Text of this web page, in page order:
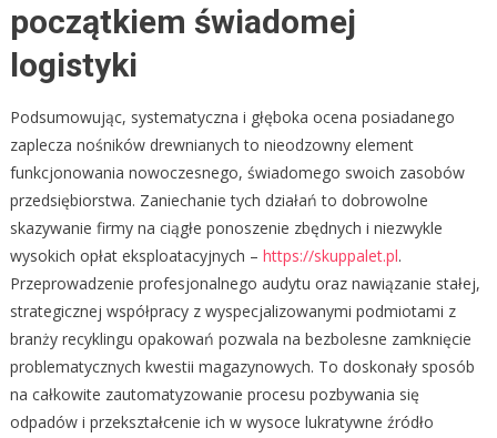
początkiem świadomej
logistyki
Podsumowując, systematyczna i głęboka ocena posiadanego
zaplecza nośników drewnianych to nieodzowny element
funkcjonowania nowoczesnego, świadomego swoich zasobów
przedsiębiorstwa. Zaniechanie tych działań to dobrowolne
skazywanie firmy na ciągłe ponoszenie zbędnych i niezwykle
wysokich opłat eksploatacyjnych – https://skuppalet.pl.
Przeprowadzenie profesjonalnego audytu oraz nawiązanie stałej,
strategicznej współpracy z wyspecjalizowanymi podmiotami z
branży recyklingu opakowań pozwala na bezbolesne zamknięcie
problematycznych kwestii magazynowych. To doskonały sposób
na całkowite zautomatyzowanie procesu pozbywania się
odpadów i przekształcenie ich w wysoce lukratywne źródło